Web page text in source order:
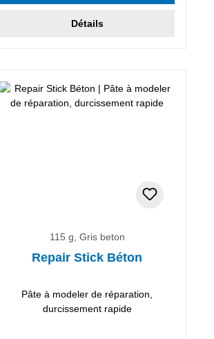
Détails
115 g, Gris beton
Repair Stick Béton
Pâte à modeler de réparation,
durcissement rapide